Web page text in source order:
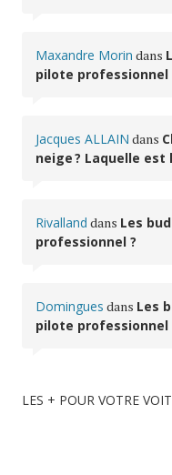
Maxandre Morin dans
pilote professionnel
Jacques ALLAIN dans
neige ? Laquelle est
Rivalland dans Les
professionnel ?
Domingues dans Les
pilote professionnel
LES + POUR VOTRE